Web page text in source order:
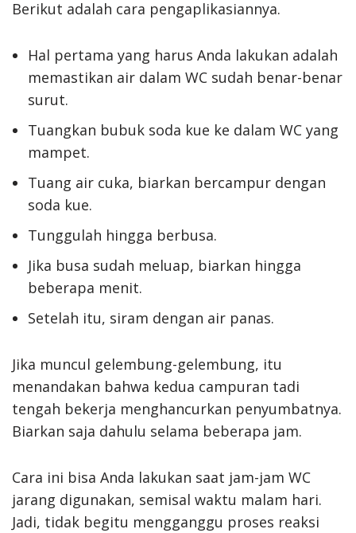
Berikut adalah cara pengaplikasiannya.
Hal pertama yang harus Anda lakukan adalah
memastikan air dalam WC sudah benar-benar
surut.
Tuangkan bubuk soda kue ke dalam WC yang
mampet.
Tuang air cuka, biarkan bercampur dengan
soda kue.
Tunggulah hingga berbusa.
Jika busa sudah meluap, biarkan hingga
beberapa menit.
Setelah itu, siram dengan air panas.
Jika muncul gelembung-gelembung, itu
menandakan bahwa kedua campuran tadi
tengah bekerja menghancurkan penyumbatnya.
Biarkan saja dahulu selama beberapa jam.
Cara ini bisa Anda lakukan saat jam-jam WC
jarang digunakan, semisal waktu malam hari.
Jadi, tidak begitu mengganggu proses reaksi